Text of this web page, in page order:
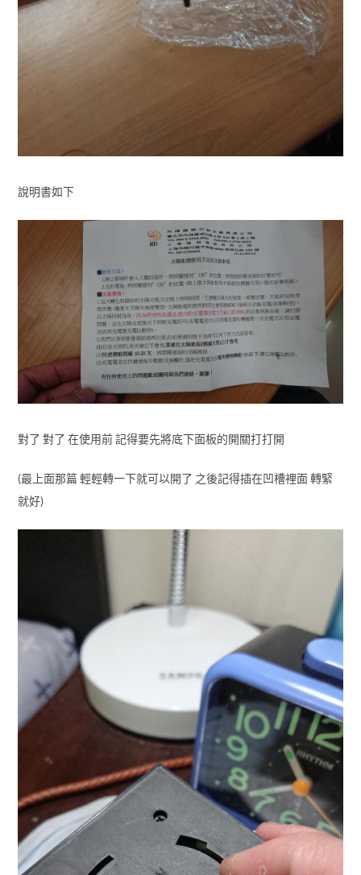
說明書如下
對了 對了 在使用前 記得要先將底下面板的開關打打開
(最上面那篇 輕輕轉一下就可以開了 之後記得插在凹槽裡面 轉緊
就好)